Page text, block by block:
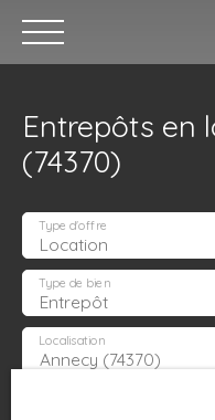
Accueil Acheter
Entrepôts en
(74370)
Location
Type d'offre
Entrepôt
Type de bien
Annecy (74370)
Localisation